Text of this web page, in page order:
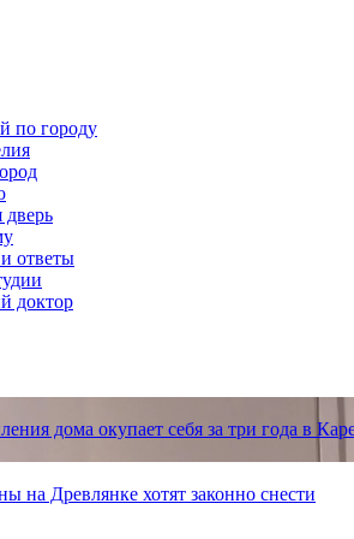
по городу
дверь
ответы
доктор
дома окупает себя за три года в
на Древлянке хотят законно снести